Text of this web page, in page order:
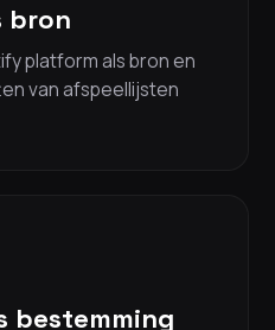
bron
platform als bron en
van afspeellijsten
bestemming